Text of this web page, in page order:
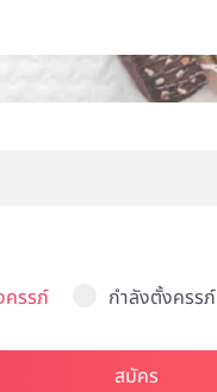
ครรภ์
กำลังตั้งครรภ์
สมัคร